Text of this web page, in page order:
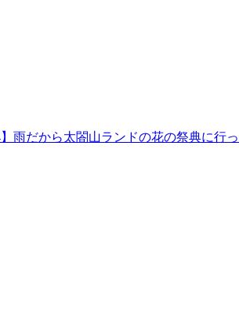
】雨だから太閤山ランドの花の祭典に行っ